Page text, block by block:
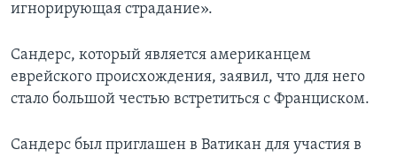
игнорирующая страдание».
Сандерс, который является американцем
еврейского происхождения, заявил, что для него
стало большой честью встретиться с Франциском.
Сандерс был приглашен в Ватикан для участия в